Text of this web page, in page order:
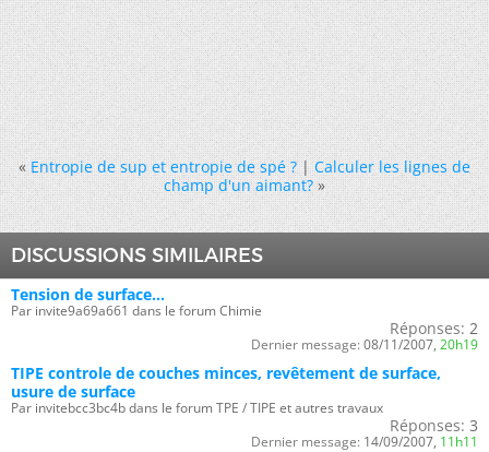
« Entropie de sup et entropie de spé ?|Calculer les lignes de
champ d'un aimant? »
DISCUSSIONS SIMILAIRES
Tension de surface...
Par invite9a69a661 dans le forum Chimie
Réponses: 2
Dernier message: 08/11/2007, 20h19
TIPE controle de couches minces, revêtement de surface,
usure de surface
Par invitebcc3bc4b dans le forum TPE / TIPE et autres travaux
Réponses: 3
Dernier message: 14/09/2007, 11h11